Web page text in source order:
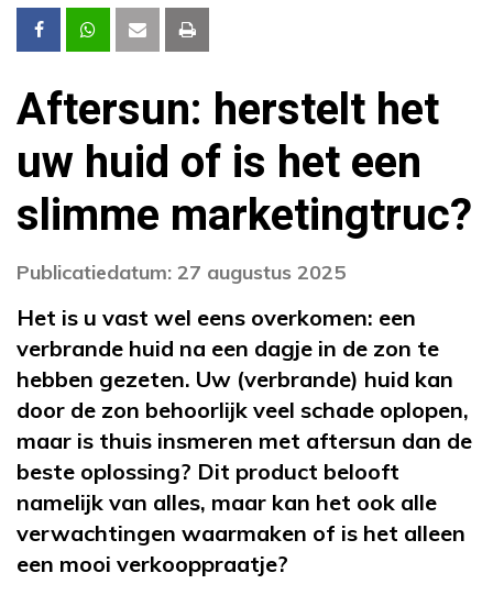
Aftersun: herstelt het
uw huid of is het een
slimme marketingtruc?
Publicatiedatum: 27 augustus 2025
Het is u vast wel eens overkomen: een
verbrande huid na een dagje in de zon te
hebben gezeten. Uw (verbrande) huid kan
door de zon behoorlijk veel schade oplopen,
maar is thuis insmeren met aftersun dan de
beste oplossing? Dit product belooft
namelijk van alles, maar kan het ook alle
verwachtingen waarmaken of is het alleen
een mooi verkooppraatje?